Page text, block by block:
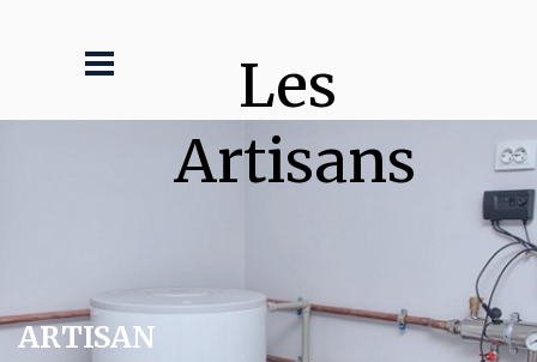
Les
Artisans
ARTISAN